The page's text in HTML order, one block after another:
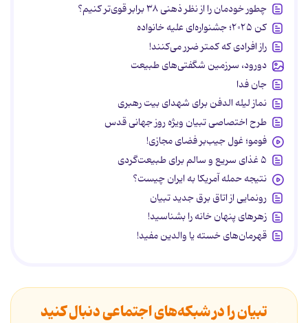
چطور خودمان را از نظر ذهنی ۳۸ برابر قوی‌تر کنیم؟
کن ۲۰۲۵؛ جشنواره‌ای علیه خانواده
راز افرادی که کمتر ضرر می‌کنند!
دورود، سرزمین شگفتی‌های طبیعت
جان فدا
نماز لیله الدفن برای شهدای بیت رهبری
طرح اختصاصی تبیان ویژه روز جهانی قدس
فومو؛ غول جیب‌بر فضای مجازی!
۵ غذای سریع و سالم برای طبیعت‌گردی
نتیجه حمله آمریکا به ایران چیست؟
رونمایی از اتاق برق جدید تبیان
زهرهای پنهان خانه را بشناسید!
قهرمان‌های خسته یا والدین مفید!
تبیان را در شبکه‌های اجتماعی دنبال کنید